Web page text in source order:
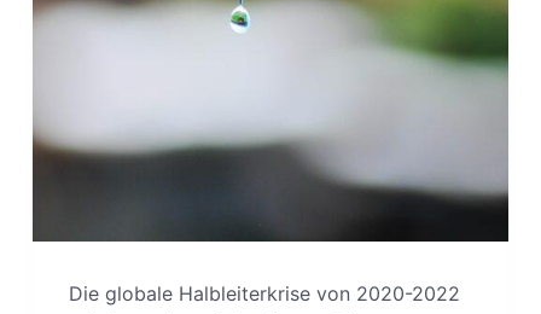
Die globale Halbleiterkrise von 2020-2022